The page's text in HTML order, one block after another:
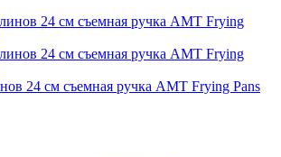
24 см съемная ручка AMT Frying Pans